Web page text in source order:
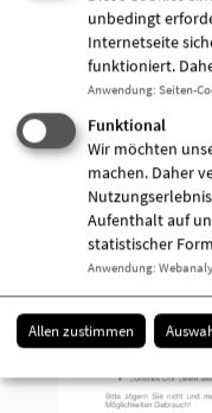
unbedingt
Internetseite
funktioniert.
Anwendung: Seiten-
Funktional
Wir möchten
machen. Daher
Aufenthalt auf
statistischer
Anwendung:
Allen zustimmen